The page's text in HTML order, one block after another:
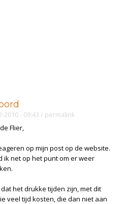
2010 - 09:43 / permalink
Flier,
op mijn post op de website.
ik net op het punt om er weer
het drukke tijden zijn, met dit
veel tijd kosten, die dan niet aan